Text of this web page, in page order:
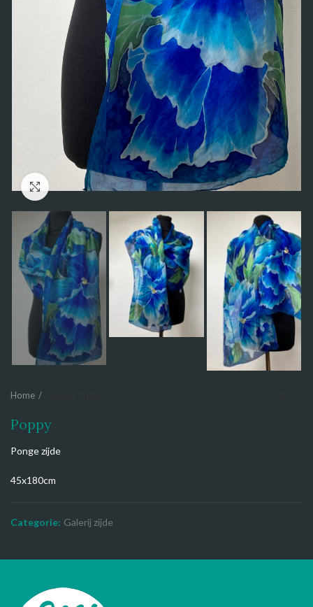
Click to enlarge
Home
Poppy
Ponge zijde
45x180cm
Categorie: Galerij zijde